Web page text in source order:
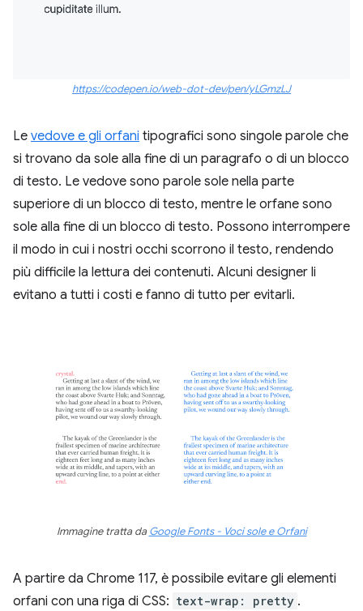
https://codepen.io/web-dot-dev/pen/yLGmzLJ
Le vedove e gli orfani tipografici sono singole parole che
si trovano da sole alla fine di un paragrafo o di un blocco
di testo. Le vedove sono parole sole nella parte
superiore di un blocco di testo, mentre le orfane sono
sole alla fine di un blocco di testo. Possono interrompere
il modo in cui i nostri occhi scorrono il testo, rendendo
più difficile la lettura dei contenuti. Alcuni designer li
evitano a tutti i costi e fanno di tutto per evitarli.
Immagine tratta daGoogle Fonts - Voci sole e Orfani
A partire da Chrome 117, è possibile evitare gli elementi
orfani con una riga di CSS: text-wrap: pretty .